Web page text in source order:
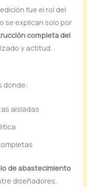
fue el rol del
se explican solo por
completa del
y actitud.
donde:
aisladas
de abastecimiento
diseñadores,